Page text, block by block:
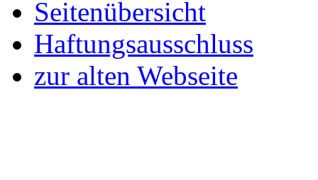
Seitenübersicht
Haftungsausschluss
zur alten Webseite